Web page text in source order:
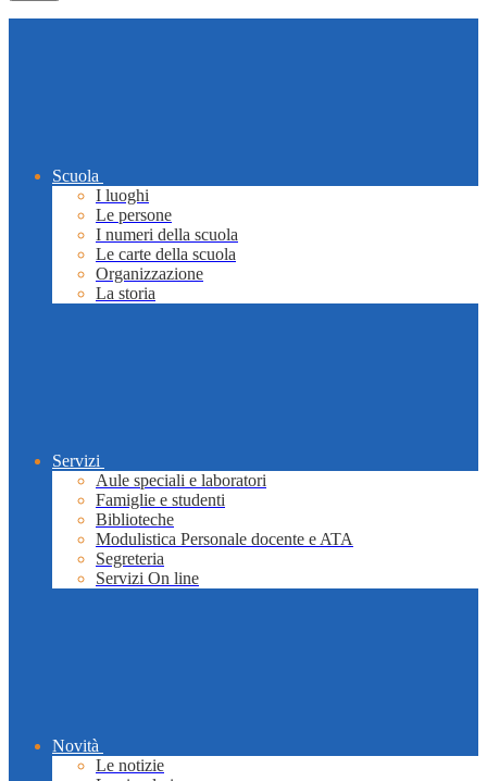
Scuola
I luoghi
Le persone
I numeri della scuola
Le carte della scuola
Organizzazione
La storia
Servizi
Aule speciali e laboratori
Famiglie e studenti
Biblioteche
Modulistica Personale docente e ATA
Segreteria
Servizi On line
Novità
Le notizie